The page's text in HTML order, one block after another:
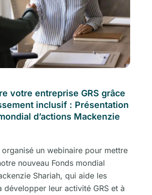
votre entreprise GRS grâce
inclusif : Présentation
d’actions Mackenzie
un webinaire pour mettre
nouveau Fonds mondial
Shariah, qui aide les
développer leur activité GRS et à